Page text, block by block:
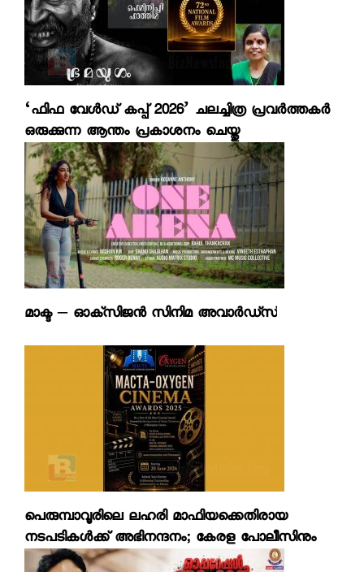
‘ഫിഫ വേള്‍ഡ് കപ്പ് 2026’ ചലച്ചിത്ര പ്രവര്‍ത്തകര്‍
ഒരുക്കുന്ന ആന്തം പ്രകാശനം ചെയ്തു
മാക്ട – ഓക്‌സിജന്‍ സിനിമ അവാര്‍ഡ്‌സ്
പെരുമ്പാവൂരിലെ ലഹരി മാഫിയക്കെതിരായ
നടപടികള്‍ക്ക് അഭിനന്ദനം; കേരള പോലീസിനും
സര്‍ക്കാരിനും നന്ദി രേഖപ്പെടുത്തി ഉണ്ണി മുകുന്ദന്‍